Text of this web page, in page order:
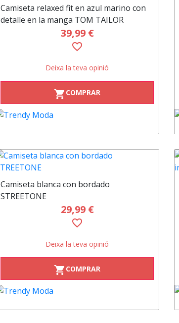
Camiseta relaxed fit en azul marino con
detalle en la manga TOM TAILOR
39,99 €
favorite_border
Deixa la teva opinió
shopping_cart COMPRAR
Camiseta blanca con bordado
STREETONE
29,99 €
favorite_border
Deixa la teva opinió
shopping_cart COMPRAR